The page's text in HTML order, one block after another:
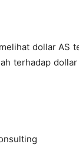
dollar AS
terhadap